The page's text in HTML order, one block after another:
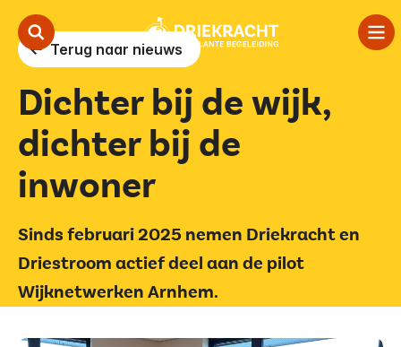
Onze aanpak
Ambulante begeleiding
In de wijk
Over ons
Contact
Terug naar nieuws
Dichter bij de wijk,
dichter bij de
inwoner
Sinds februari 2025 nemen Driekracht en
Driestroom actief deel aan de pilot
Wijknetwerken Arnhem.